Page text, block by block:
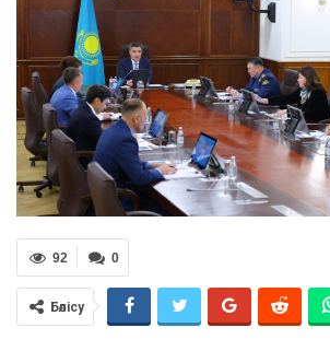
0
92
Бөлісу